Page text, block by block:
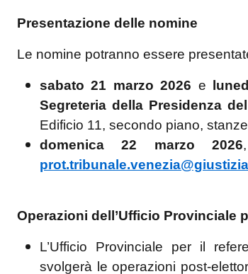
Presentazione delle nomine
Le nomine potranno essere
sabato 21 marzo 2026 e
Segreteria della Presidenza
Edificio 11, secondo piano,
domenica 22 marzo 2026
Operazioni dell’Ufficio Provinciale
L’Ufficio Provinciale per il
svolgerà le operazioni post-